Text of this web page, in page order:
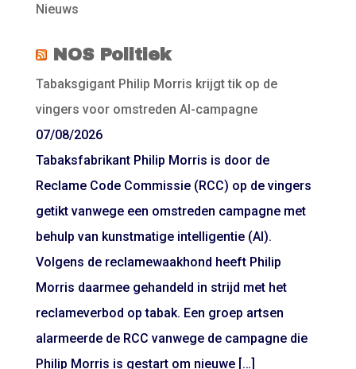
Nieuws
NOS Politiek
Tabaksgigant Philip Morris krijgt tik op de
vingers voor omstreden AI-campagne
07/08/2026
Tabaksfabrikant Philip Morris is door de
Reclame Code Commissie (RCC) op de vingers
getikt vanwege een omstreden campagne met
behulp van kunstmatige intelligentie (AI).
Volgens de reclamewaakhond heeft Philip
Morris daarmee gehandeld in strijd met het
reclameverbod op tabak. Een groep artsen
alarmeerde de RCC vanwege de campagne die
Philip Morris is gestart om nieuwe […]